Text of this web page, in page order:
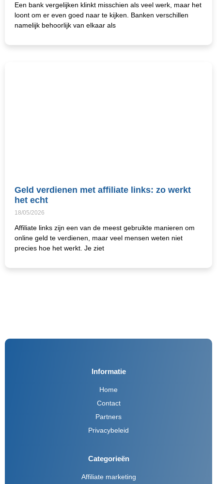
Een bank vergelijken klinkt misschien als veel werk, maar het
loont om er even goed naar te kijken. Banken verschillen
namelijk behoorlijk van elkaar als
Geld verdienen met affiliate links: zo werkt
het echt
18/05/2026
Affiliate links zijn een van de meest gebruikte manieren om
online geld te verdienen, maar veel mensen weten niet
precies hoe het werkt. Je ziet
Informatie
Home
Contact
Partners
Privacybeleid
Categorieën
Affiliate marketing